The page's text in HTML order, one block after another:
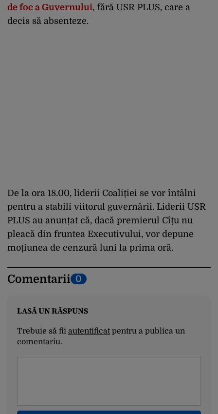
de foc a Guvernului, fără USR PLUS, care a
decis să absenteze.
De la ora 18.00, liderii Coaliției se vor întâlni
pentru a stabili viitorul guvernării. Liderii USR
PLUS au anunțat că, dacă premierul Cîțu nu
pleacă din fruntea Executivului, vor depune
moțiunea de cenzură luni la prima oră.
Comentarii 0
LASĂ UN RĂSPUNS
Trebuie să fii autentificatpentru a publica un
comentariu.